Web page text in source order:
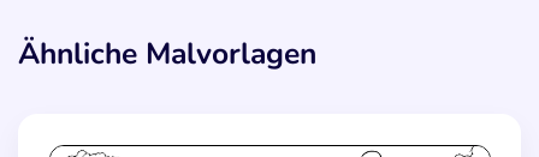
Ähnliche Malvorlagen